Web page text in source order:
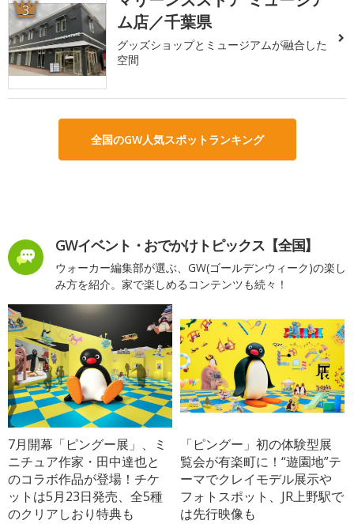
3
ム店／千葉県
グッズショップとミュージアムが融合した
空間
全国のGW人気スポットランキング
GWイベント・おでかけトピックス【全国】
ウォーカー編集部が選ぶ、GW(ゴールデンウィーク)の楽し
み方を紹介。家で楽しめるコンテンツも続々！
7月開幕「ピングー展」、ミ
ニチュア作家・田中達也と
のコラボ作品が登場！チケ
ットは5月23日発売、全5種
のクリアしおり特典も
「ピングー」初の体験型展
覧会が有楽町に！“遊園地”テ
ーマでクレイモデル展示や
フォトスポット、JR上野駅で
は先行映像も